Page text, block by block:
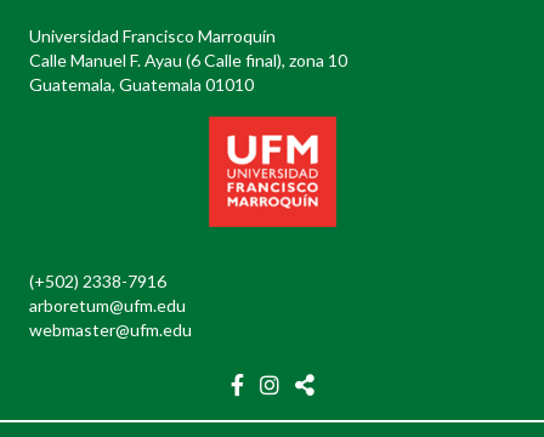
Universidad Francisco Marroquín
Calle Manuel F. Ayau (6 Calle final), zona 10
Guatemala, Guatemala 01010
(+502) 2338-7916
arboretum@ufm.edu
webmaster@ufm.edu